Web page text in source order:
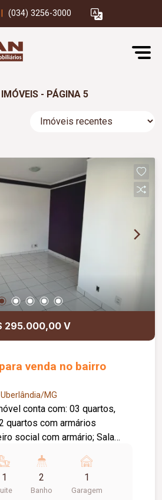
(034) 3256-3000
- PÁGINA 5
295.000,00 V
venda no bairro
MG
quartos com armários
social com armário; Sala
Área de serviço; Sacada
blindex; 01 vaga de
1 2
Banho
1
Garagem